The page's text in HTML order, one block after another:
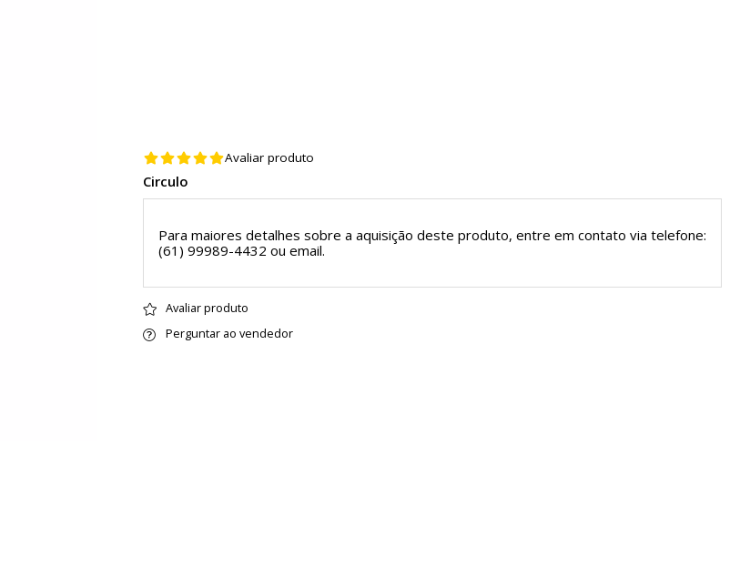
Avaliar produto
Circulo
Para maiores detalhes sobre a aquisição deste produto, entre em contato via telefone:
(61) 99989-4432 ou email.
Avaliar produto
Perguntar ao vendedor